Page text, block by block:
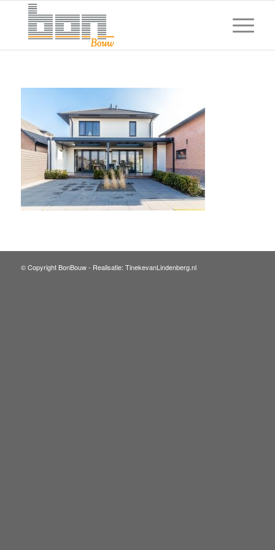
© Copyright BonBouw - Realisatie: TinekevanLindenberg.nl